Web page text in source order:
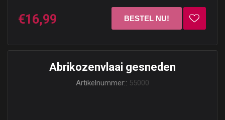
€16,99
Abrikozenvlaai gesneden
Artikelnummer:: 55000